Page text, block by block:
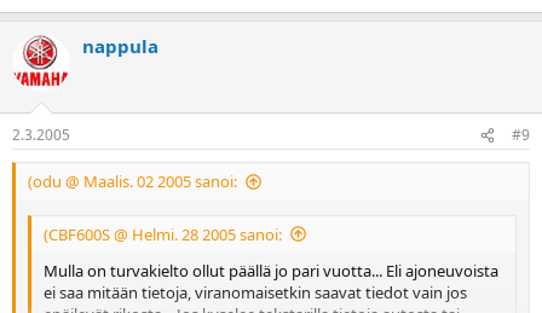
nappula
2.3.2005 #9
(odu @ Maalis. 02 2005 sanoi:
(CBF600S @ Helmi. 28 2005 sanoi:
Mulla on turvakielto ollut päällä jo pari vuotta... Eli ajoneuvoista
ei saa mitään tietoja, viranomaisetkin saavat tiedot vain jos